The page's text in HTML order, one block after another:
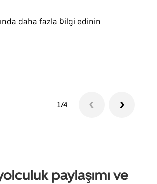
daha fazla bilgi edinin
1/4
paylaşımı ve